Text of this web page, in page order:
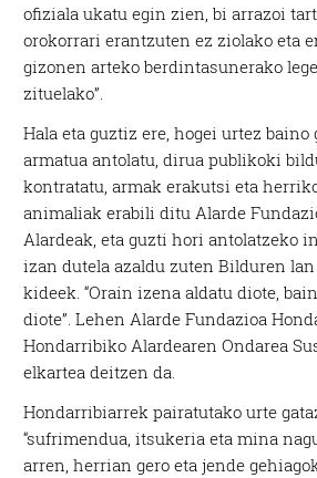
ofiziala ukatu egin zien, bi arrazoi
orokorrari erantzuten ez ziolako eta
gizonen arteko berdintasunerako
zituelako”.
Hala eta guztiz ere, hogei urtez baino
armatua antolatu, dirua publikoki
kontratatu, armak erakutsi eta
animaliak erabili ditu Alarde
Alardeak, eta guzti hori antolatzeko
izan dutela azaldu zuten Bilduren
kideek. “Orain izena aldatu diote,
diote”. Lehen Alarde Fundazioa
Hondarribiko Alardearen Ondarea
elkartea deitzen da.
Hondarribiarrek pairatutako urte
“sufrimendua, itsukeria eta mina
arren, herrian gero eta jende